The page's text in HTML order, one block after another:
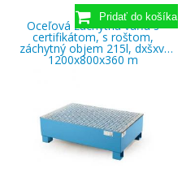
Oceľová záchytná vaňa s
certifikátom, s roštom,
záchytný objem 215l, dxšxv:
1200x800x360 m